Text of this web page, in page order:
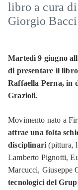
libro a cura
Giorgio
Martedì 9 giugno
di presentare il
Raffaella Perna, in
Grazioli.
Movimento nato a
attrae una folta
disciplinari (pittura,
Lamberto Pignotti,
Marcucci, Giuseppe
tecnologici del